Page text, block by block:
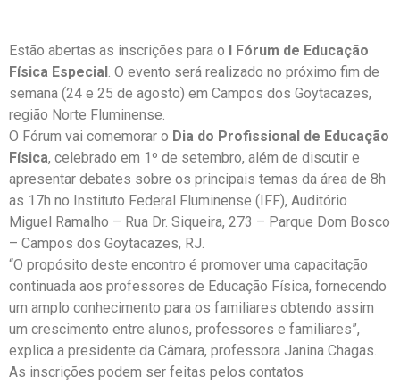
Estão abertas as inscrições para o I Fórum de Educação
Física Especial. O evento será realizado no próximo fim de
semana (24 e 25 de agosto) em Campos dos Goytacazes,
região Norte Fluminense.
O Fórum vai comemorar o Dia do Profissional de Educação
Física, celebrado em 1º de setembro, além de discutir e
apresentar debates sobre os principais temas da área de 8h
as 17h no Instituto Federal Fluminense (IFF), Auditório
Miguel Ramalho – Rua Dr. Siqueira, 273 – Parque Dom Bosco
– Campos dos Goytacazes, RJ.
“O propósito deste encontro é promover uma capacitação
continuada aos professores de Educação Física, fornecendo
um amplo conhecimento para os familiares obtendo assim
um crescimento entre alunos, professores e familiares”,
explica a presidente da Câmara, professora Janina Chagas.
As inscrições podem ser feitas pelos contatos